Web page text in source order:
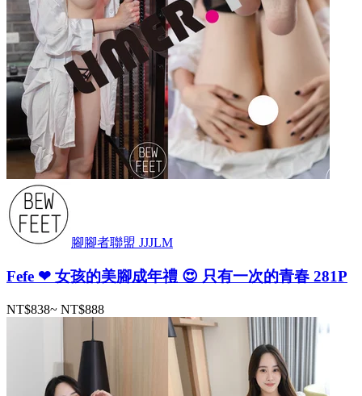
腳腳者聯盟 JJJLM
Fefe ❤ 女孩的美腳成年禮 😍 只有一次的青春 281P
NT$838~ NT$888